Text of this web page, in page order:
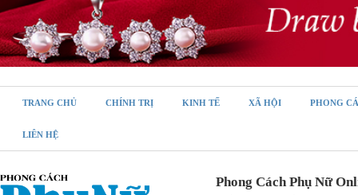
TRANG CHỦ CHÍNH TRỊ KINH TẾ XÃ HỘI PHONG
LIÊN HỆ
Phong Cách Phụ Nữ